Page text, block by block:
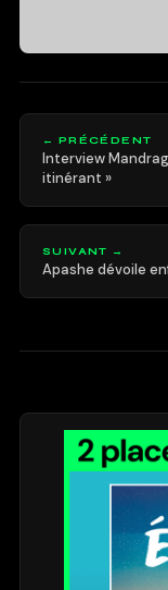
← PRÉCÉDENT
Interview
itinérant »
SUIVANT →
Apashe dévoile